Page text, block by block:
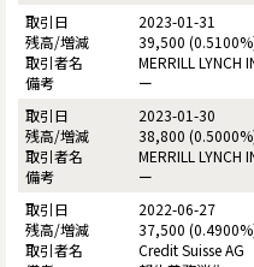
2023-01-31
39,500
MERRILL LYNCH
ー
2023-01-30
38,800
MERRILL LYNCH
ー
2022-06-27
37,500
Credit Suisse AG